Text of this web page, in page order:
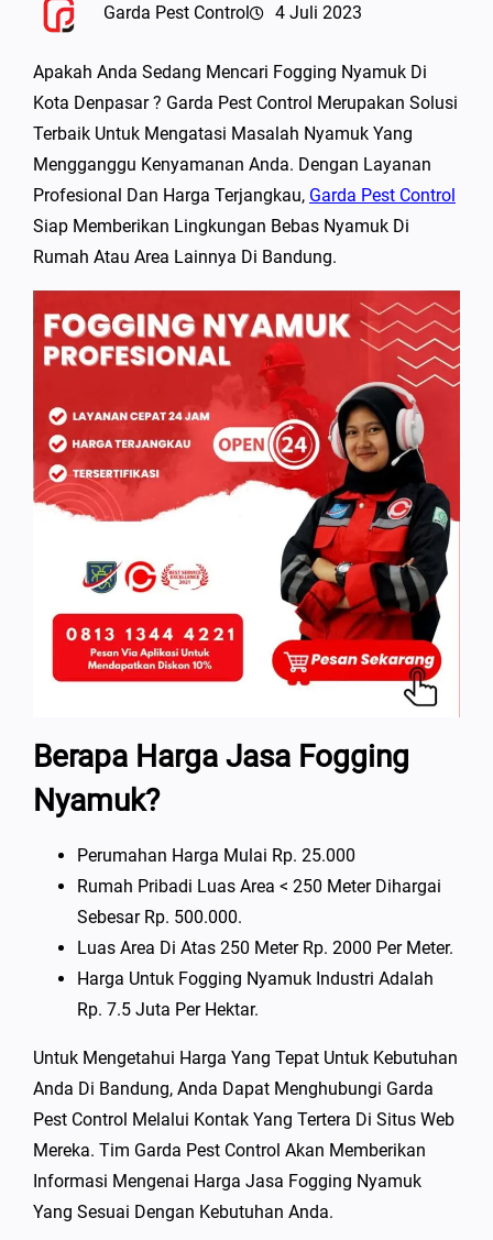
Garda Pest Control 4 Juli 2023
Apakah Anda Sedang Mencari Fogging Nyamuk Di
Kota Denpasar ? Garda Pest Control Merupakan Solusi
Terbaik Untuk Mengatasi Masalah Nyamuk Yang
Mengganggu Kenyamanan Anda. Dengan Layanan
Profesional Dan Harga Terjangkau, Garda Pest Control
Siap Memberikan Lingkungan Bebas Nyamuk Di
Rumah Atau Area Lainnya Di Bandung.
Berapa Harga Jasa Fogging
Nyamuk?
Perumahan Harga Mulai Rp. 25.000
Rumah Pribadi Luas Area < 250 Meter Dihargai
Sebesar Rp. 500.000.
Luas Area Di Atas 250 Meter Rp. 2000 Per Meter.
Harga Untuk Fogging Nyamuk Industri Adalah
Rp. 7.5 Juta Per Hektar.
Untuk Mengetahui Harga Yang Tepat Untuk Kebutuhan
Anda Di Bandung, Anda Dapat Menghubungi Garda
Pest Control Melalui Kontak Yang Tertera Di Situs Web
Mereka. Tim Garda Pest Control Akan Memberikan
Informasi Mengenai Harga Jasa Fogging Nyamuk
Yang Sesuai Dengan Kebutuhan Anda.